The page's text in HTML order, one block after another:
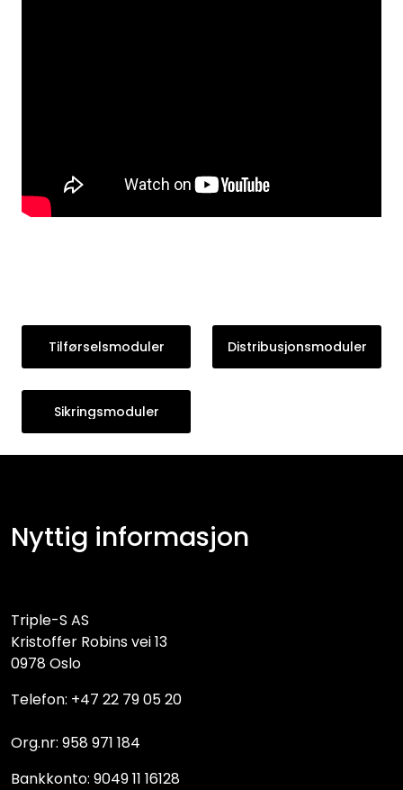
Tilførselsmoduler Distribusjonsmoduler
Sikringsmoduler
Nyttig informasjon
Triple-S AS
Kristoffer Robins vei 13
0978 Oslo
Telefon: +47 22 79 05 20
Org.nr: 958 971 184
Bankkonto: 9049 11 16128